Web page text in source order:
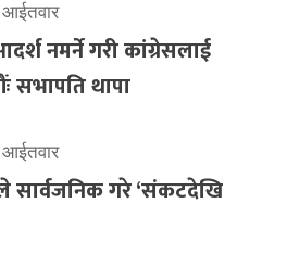
नमर्ने गरी कांग्रेसलाई
सभापति थापा
सार्वजनिक गरे ‘संकटदेखि